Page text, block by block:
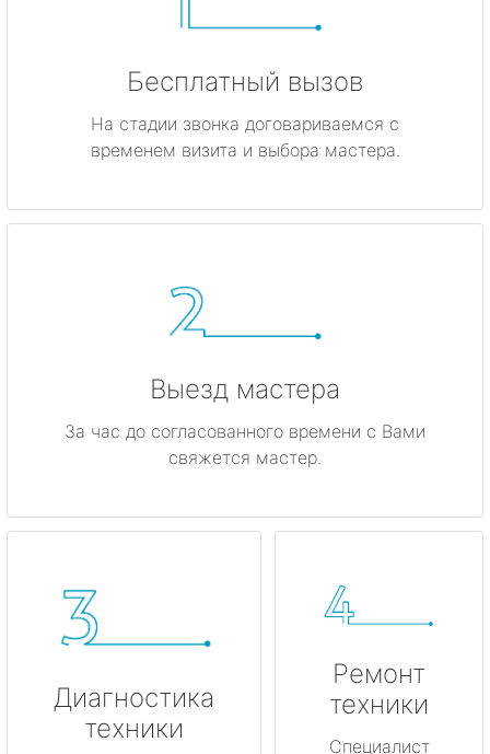
Бесплатный вызов
На стадии звонка договариваемся с
временем визита и выбора мастера.
Выезд мастера
За час до согласованного времени с Вами
свяжется мастер.
Диагностика
техники
Ремонт
техники
Специалист